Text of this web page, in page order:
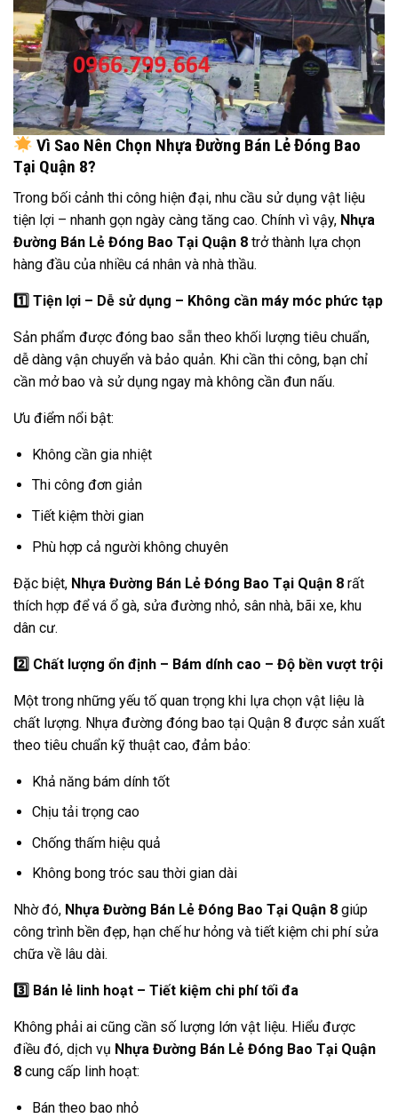
Vì Sao Nên Chọn Nhựa Đường Bán Lẻ Đóng Bao
Tại Quận 8?
Trong bối cảnh thi công hiện đại, nhu cầu sử dụng vật liệu
tiện lợi – nhanh gọn ngày càng tăng cao. Chính vì vậy, Nhựa
Đường Bán Lẻ Đóng Bao Tại Quận 8 trở thành lựa chọn
hàng đầu của nhiều cá nhân và nhà thầu.
1️ Tiện lợi – Dễ sử dụng – Không cần máy móc phức tạp
Sản phẩm được đóng bao sẵn theo khối lượng tiêu chuẩn,
dễ dàng vận chuyển và bảo quản. Khi cần thi công, bạn chỉ
cần mở bao và sử dụng ngay mà không cần đun nấu.
Ưu điểm nổi bật:
Không cần gia nhiệt
Thi công đơn giản
Tiết kiệm thời gian
Phù hợp cả người không chuyên
Đặc biệt, Nhựa Đường Bán Lẻ Đóng Bao Tại Quận 8 rất
thích hợp để vá ổ gà, sửa đường nhỏ, sân nhà, bãi xe, khu
dân cư.
2️ Chất lượng ổn định – Bám dính cao – Độ bền vượt trội
Một trong những yếu tố quan trọng khi lựa chọn vật liệu là
chất lượng. Nhựa đường đóng bao tại Quận 8 được sản xuất
theo tiêu chuẩn kỹ thuật cao, đảm bảo:
Khả năng bám dính tốt
Chịu tải trọng cao
Chống thấm hiệu quả
Không bong tróc sau thời gian dài
Nhờ đó, Nhựa Đường Bán Lẻ Đóng Bao Tại Quận 8 giúp
công trình bền đẹp, hạn chế hư hỏng và tiết kiệm chi phí sửa
chữa về lâu dài.
3️ Bán lẻ linh hoạt – Tiết kiệm chi phí tối đa
Không phải ai cũng cần số lượng lớn vật liệu. Hiểu được
điều đó, dịch vụ Nhựa Đường Bán Lẻ Đóng Bao Tại Quận
8 cung cấp linh hoạt:
Bán theo bao nhỏ